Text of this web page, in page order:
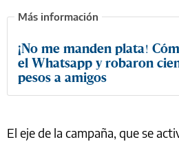
¡No me manden plata!
el Whatsapp y robaron
pesos a amigos
El eje de la campaña, que se